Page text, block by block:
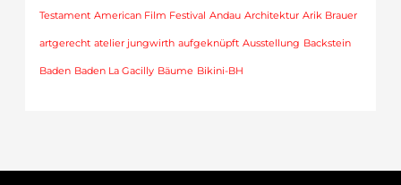
Testament American Film Festival Andau Architektur Arik Brauer
artgerecht atelier jungwirth aufgeknüpft Ausstellung Backstein
Baden Baden La Gacilly Bäume Bikini-BH